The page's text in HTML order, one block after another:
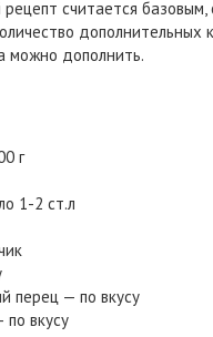
считается базовым,
дополнительных
можно дополнить.
г
1-2 ст.л
перец — по вкусу
вкусу